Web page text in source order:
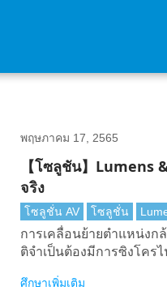
พฤษภาคม 17, 2565
【โซลูชัน】Lumens
จริง
โซลูชั่น AV โซลูชั่น
การเคลื่อนย้ายตําแหน่งก
ติจําเป็นต้องมีการซิงโคร
ต่ํามากไปยัง Pixotope
ศึกษาเพิ่มเติม